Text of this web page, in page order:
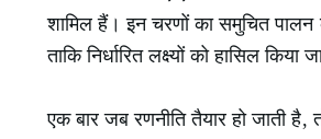
शामिल हैं। इन चरणों का समुचित
ताकि निर्धारित लक्ष्यों को हासिल किया
एक बार जब रणनीति तैयार हो जाती है,